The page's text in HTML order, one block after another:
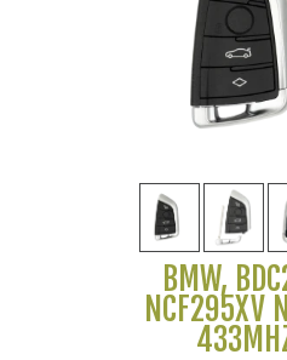
BMW,
NCF295XV